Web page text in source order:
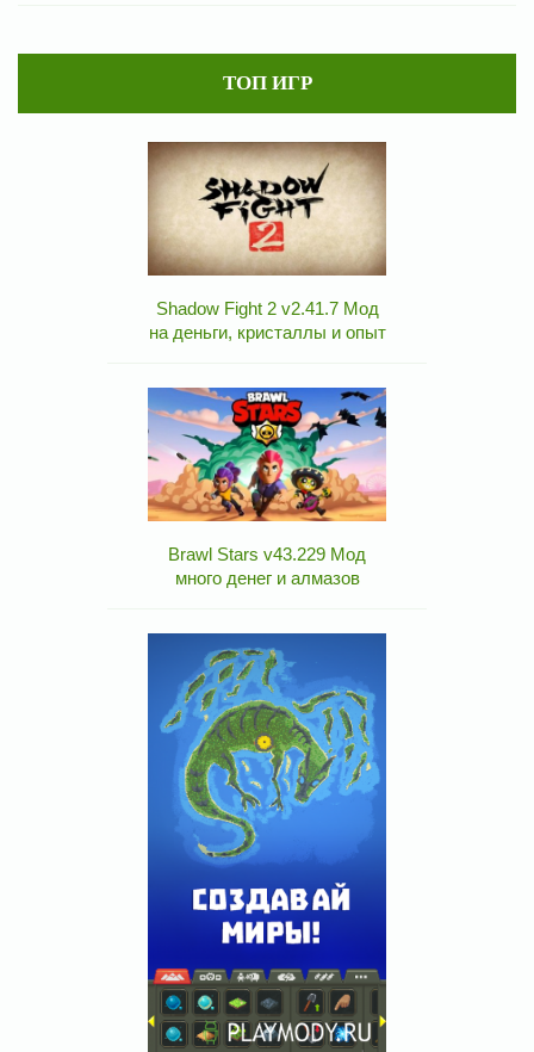
ТОП ИГР
Shadow Fight 2 v2.41.7 Мод
на деньги, кристаллы и опыт
Brawl Stars v43.229 Мод
много денег и алмазов